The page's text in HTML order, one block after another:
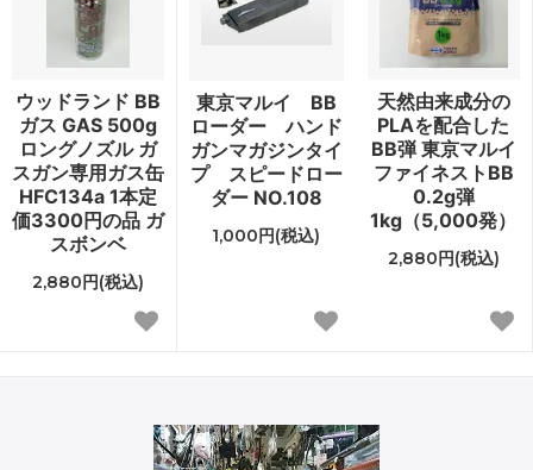
ウッドランド BB
ガス GAS 500g
ロングノズル ガ
スガン専用ガス缶
HFC134a 1本定
価3300円の品 ガ
スボンベ
2,880円(税込)
東京マルイ BB
ローダー ハンド
ガンマガジンタイ
プ スピードロー
ダー NO.108
1,000円(税込)
天然由来成分の
PLAを配合した
BB弾 東京マルイ
ファイネストBB
0.2g弾
1kg（5,000発）
2,880円(税込)